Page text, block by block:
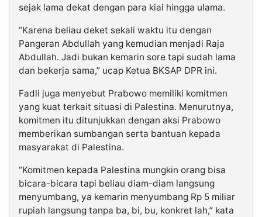
sejak lama dekat dengan para kiai hingga ulama.
“Karena beliau deket sekali waktu itu dengan
Pangeran Abdullah yang kemudian menjadi Raja
Abdullah. Jadi bukan kemarin sore tapi sudah lama
dan bekerja sama,” ucap Ketua BKSAP DPR ini.
Fadli juga menyebut Prabowo memiliki komitmen
yang kuat terkait situasi di Palestina. Menurutnya,
komitmen itu ditunjukkan dengan aksi Prabowo
memberikan sumbangan serta bantuan kepada
masyarakat di Palestina.
“Komitmen kepada Palestina mungkin orang bisa
bicara-bicara tapi beliau diam-diam langsung
menyumbang, ya kemarin menyumbang Rp 5 miliar
rupiah langsung tanpa ba, bi, bu, konkret lah,” kata